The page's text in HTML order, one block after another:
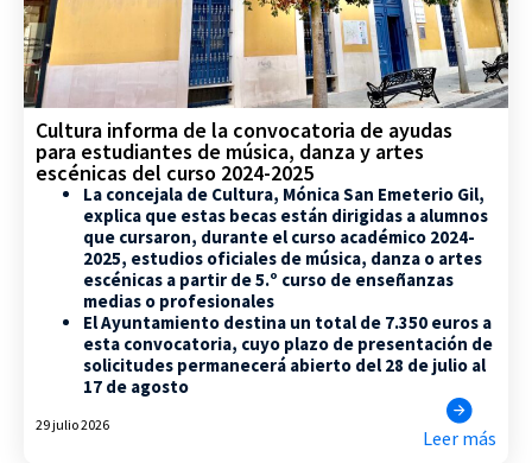
Cultura informa de la convocatoria de ayudas
para estudiantes de música, danza y artes
escénicas del curso 2024-2025
La concejala de Cultura, Mónica San Emeterio Gil,
explica que estas becas están dirigidas a alumnos
que cursaron, durante el curso académico 2024-
2025, estudios oficiales de música, danza o artes
escénicas a partir de 5.º curso de enseñanzas
medias o profesionales
El Ayuntamiento destina un total de 7.350 euros a
esta convocatoria, cuyo plazo de presentación de
solicitudes permanecerá abierto del 28 de julio al
17 de agosto
29 julio 2026
Leer más